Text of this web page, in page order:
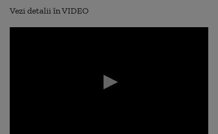
Vezi detalii în VIDEO